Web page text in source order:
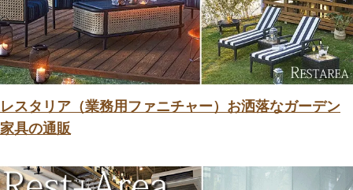
レスタリア（業務用ファニチャー）お洒落なガーデン
家具の通販